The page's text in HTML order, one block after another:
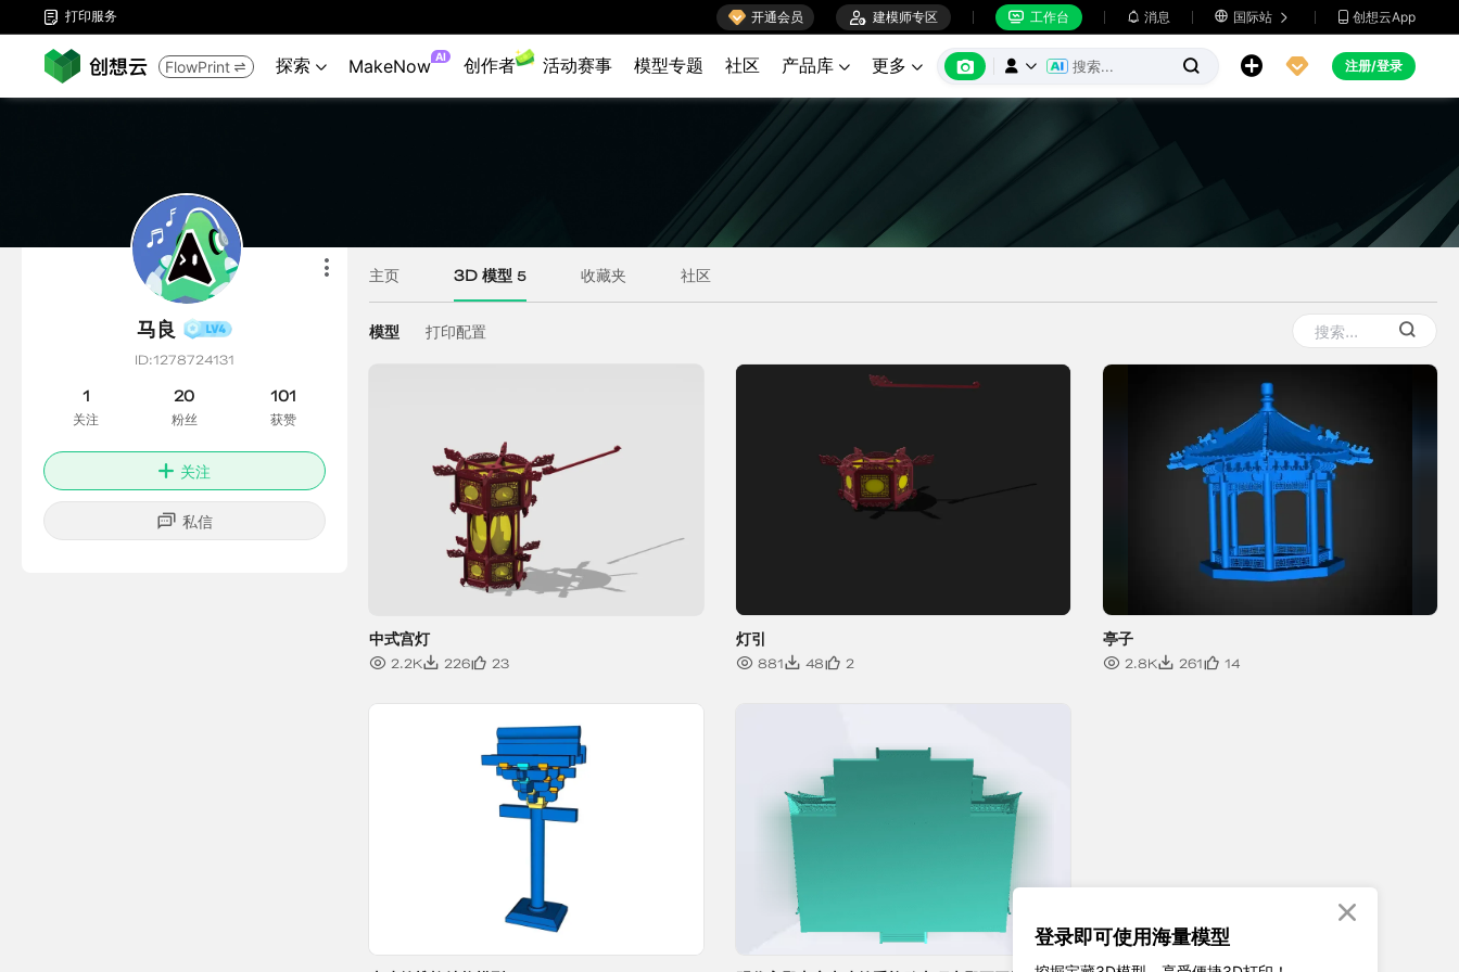
 打印服务  开通会员  建模师专区  工作台  消息  国际站   创想云App
FlowPrint  探索  MakeNow AI 创作者 活动赛事 模型专题 社区 产品库  更多        注册/登录
登录即可使用海量模型
